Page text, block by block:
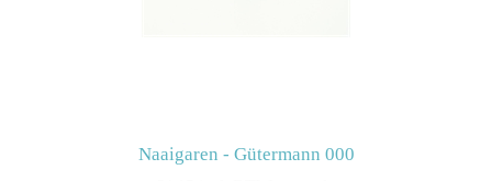
Naaigaren - Gütermann 000